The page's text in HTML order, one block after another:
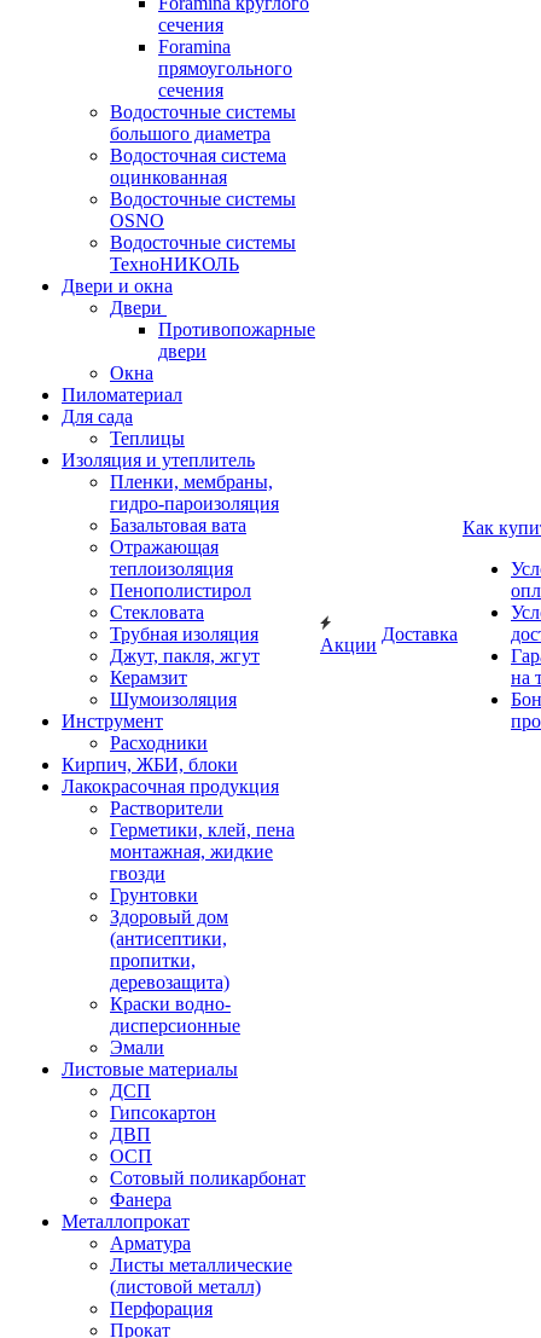
сечения
Foramina
прямоугольного
сечения
Водосточные системы
большого диаметра
Водосточная система
оцинкованная
Водосточные системы
OSNO
Водосточные системы
ТехноНИКОЛЬ
Двери и окна
Двери
Противопожарные
двери
Окна
Пиломатериал
Для сада
Теплицы
Изоляция и утеплитель
Пленки, мембраны,
гидро-пароизоляция
Базальтовая вата
Отражающая
теплоизоляция
Пенополистирол
Стекловата
Трубная изоляция
Джут, пакля, жгут
Керамзит
Шумоизоляция
Инструмент
Расходники
Кирпич, ЖБИ, блоки
Лакокрасочная продукция
Растворители
Герметики, клей, пена
монтажная, жидкие
гвозди
Грунтовки
Здоровый дом
(антисептики,
пропитки,
деревозащита)
Краски водно-
дисперсионные
Эмали
Листовые материалы
ДСП
Гипсокартон
ДВП
ОСП
Сотовый поликарбонат
Фанера
Металлопрокат
Арматура
Листы металлические
(листовой металл)
Перфорация
Прокат
Акции
Доставка
Как
на